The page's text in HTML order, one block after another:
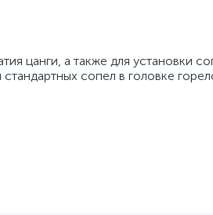
цанги, а также для установки
сопел в головке